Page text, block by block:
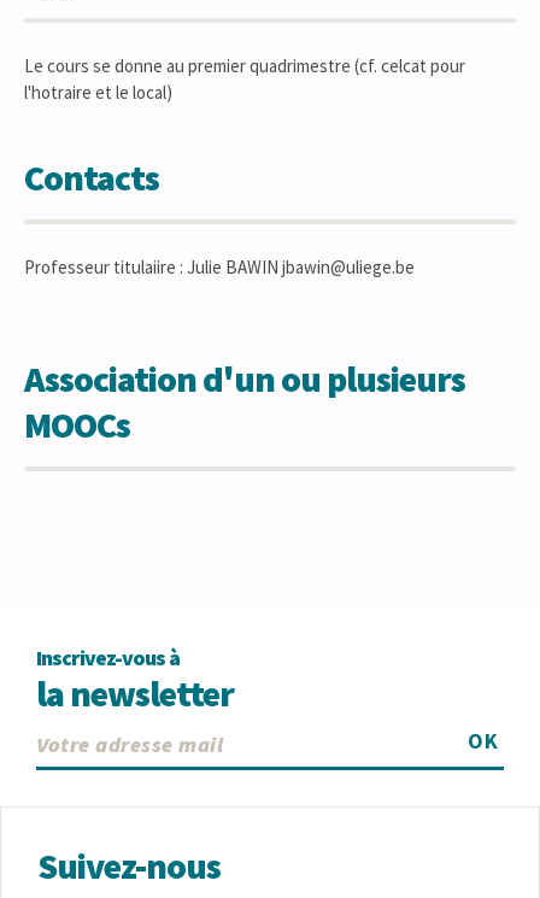
Le cours se donne au premier quadrimestre (cf. celcat pour
l'hotraire et le local)
Contacts
Professeur titulaiire : Julie BAWIN jbawin@uliege.be
Association d'un ou plusieurs
MOOCs
Inscrivez-vous à
la newsletter
OK
Suivez-nous